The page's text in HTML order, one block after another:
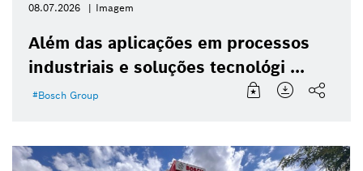
08.07.2026 Imagem
Além das aplicações em processos
industriais e soluções tecnológi ...
Bosch Group